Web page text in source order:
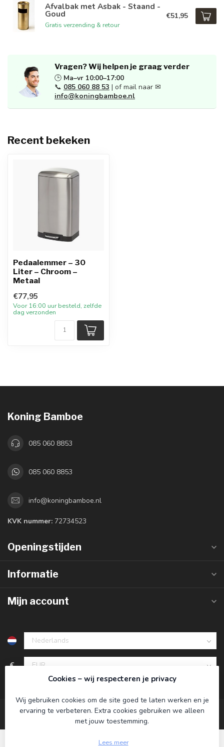
Afvalbak met Asbak - Staand -
Goud
Gratis verzending & retour
€51,95
Vragen? Wij helpen je graag verder
🕒 Ma–vr 10:00–17:00
📞 085 060 88 53 | of mail naar ✉
info@koningbamboe.nl
Recent bekeken
Pedaalemmer – 30
Liter – Chroom –
Metaal
€77,95
Voor 16:00 uur besteld, zelfde
dag verzonden
Koning Bamboe
085 060 8853
085 060 8853
info@koningbamboe.nl
KVK nummer: 72734523
Openingstijden
Informatie
Mijn account
€
Cookies – wij respecteren je privacy
Wij gebruiken cookies om de site goed te laten werken en je
ervaring te verbeteren. Extra cookies gebruiken we alleen
met jouw toestemming.
Lees meer